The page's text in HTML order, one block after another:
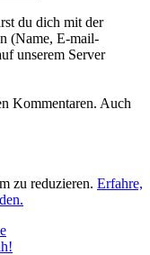
du dich mit der
(Name, E-mail-
unserem Server
Kommentaren. Auch
zu reduzieren. Erfahre,